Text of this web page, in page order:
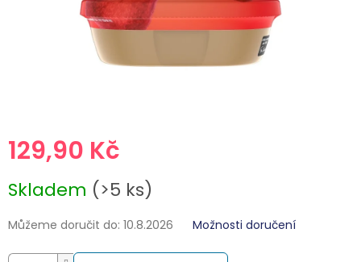
129,90 Kč
cena:
Skladem (>5 ks)
Můžeme doručit do: 10.8.2026 Možnosti doručení